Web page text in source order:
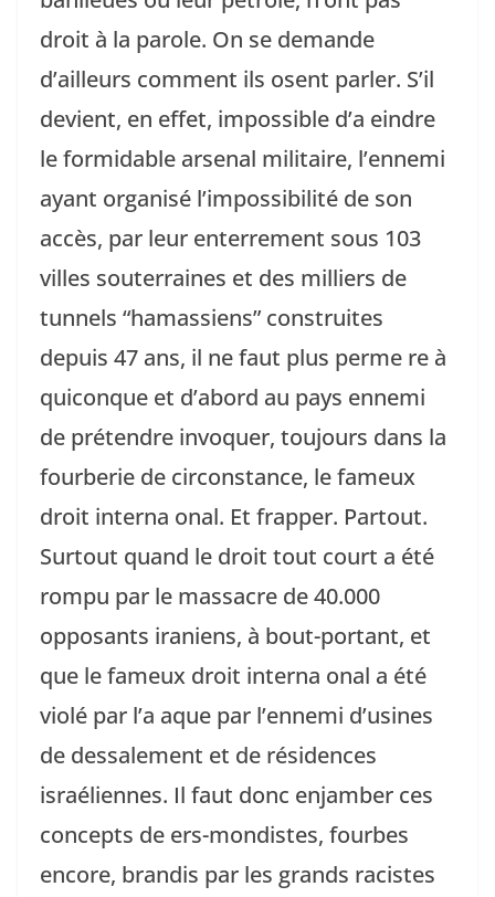
droit à la parole. On se demande
d’ailleurs comment ils osent parler. S’il
devient, en effet, impossible d’a eindre
le formidable arsenal militaire, l’ennemi
ayant organisé l’impossibilité de son
accès, par leur enterrement sous 103
villes souterraines et des milliers de
tunnels “hamassiens” construites
depuis 47 ans, il ne faut plus perme re à
quiconque et d’abord au pays ennemi
de prétendre invoquer, toujours dans la
fourberie de circonstance, le fameux
droit interna onal. Et frapper. Partout.
Surtout quand le droit tout court a été
rompu par le massacre de 40.000
opposants iraniens, à bout-portant, et
que le fameux droit interna onal a été
violé par l’a aque par l’ennemi d’usines
de dessalement et de résidences
israéliennes. Il faut donc enjamber ces
concepts de ers-mondistes, fourbes
encore, brandis par les grands racistes